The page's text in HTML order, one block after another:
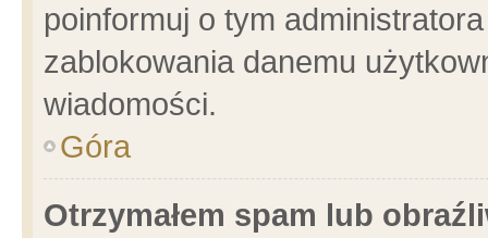
poinformuj o tym
zablokowania danemu
wiadomości.
Góra
Otrzymałem spam lub